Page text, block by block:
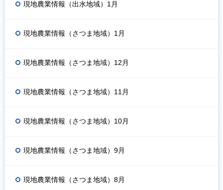
現地農業情報（出水地域）1月
現地農業情報（さつま地域）1月
現地農業情報（さつま地域）12月
現地農業情報（さつま地域）11月
現地農業情報（さつま地域）10月
現地農業情報（さつま地域）9月
現地農業情報（さつま地域）8月